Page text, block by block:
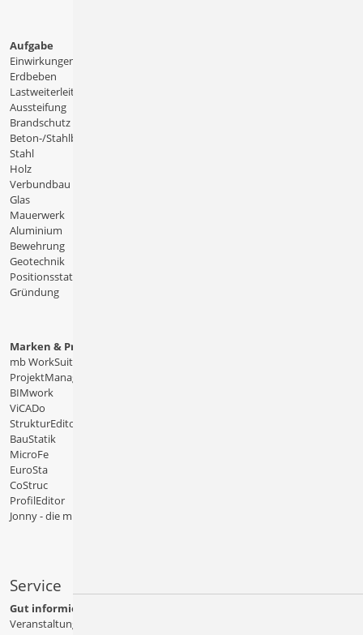
Aufgabe
Einwirkungen
Erdbeben
Lastweiterleitung
Aussteifung
Brandschutz
Beton-/Stahlbeton
Stahl
Holz
Verbundbau
Glas
Mauerwerk
Aluminium
Bewehrung
Geotechnik
Positionsstatik
Gründung
Marken & Produkte
mb WorkSuite
ProjektManager
BIMwork
ViCADo
StrukturEditor
BauStatik
MicroFe
EuroSta
CoStruc
ProfilEditor
Jonny - die mb-App
Service
Gut informiert
Veranstaltungen